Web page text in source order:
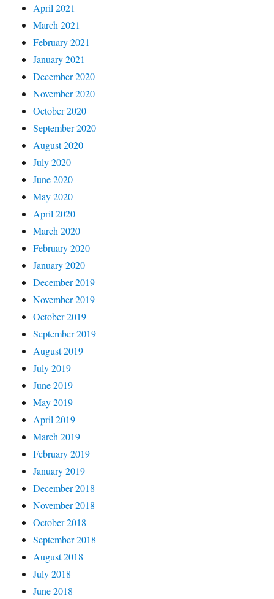
April 2021
March 2021
February 2021
January 2021
December 2020
November 2020
October 2020
September 2020
August 2020
July 2020
June 2020
May 2020
April 2020
March 2020
February 2020
January 2020
December 2019
November 2019
October 2019
September 2019
August 2019
July 2019
June 2019
May 2019
April 2019
March 2019
February 2019
January 2019
December 2018
November 2018
October 2018
September 2018
August 2018
July 2018
June 2018